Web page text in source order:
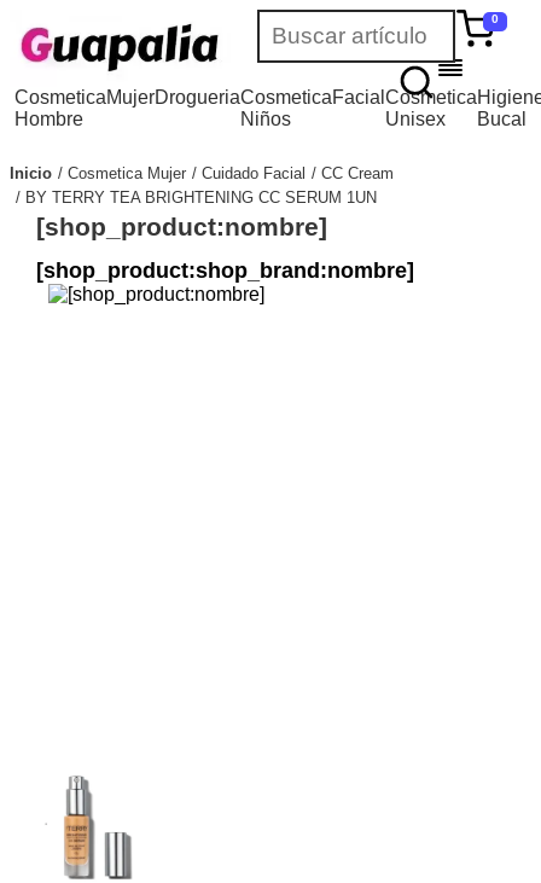
0
Cosmetica
Hombre
MujerDrogueriaCosmetica
Niños
FacialCosmetica
Unisex
Bucal
Inicio Cosmetica Mujer Cuidado Facial
CC Cream
BY TERRY TEA BRIGHTENING CC SERUM 1UN
[shop_product:nombre]
[shop_product:shop_brand:nombre]